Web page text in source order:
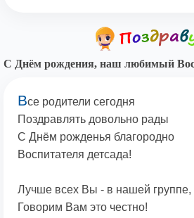
С Днём рождения, наш любимый
Все родители сегодня
Поздравлять довольно рады
С Днём рожденья благородно
Воспитателя детсада!
Лучше всех Вы - в нашей группе,
Говорим Вам это честно!